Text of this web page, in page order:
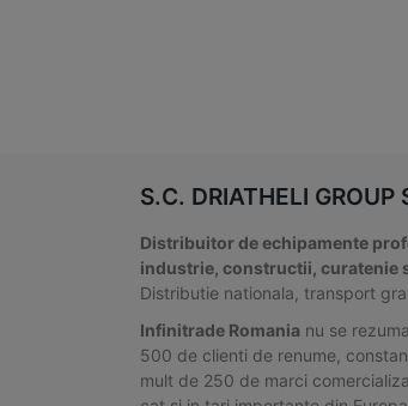
S.C. DRIATHELI GROUP
Distribuitor de echipamente
industrie, constructii, curatenie
Distributie nationala, transport
Infinitrade Romania nu se
500 de clienti de renume,
mult de 250 de marci